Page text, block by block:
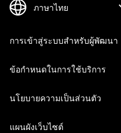
การเข้าสู่ระบบสำหรับผู้พัฒนา
ข้อกำหนดในการใช้บริการ
นโยบายความเป็นส่วนตัว
แผนผังเว็บไซต์